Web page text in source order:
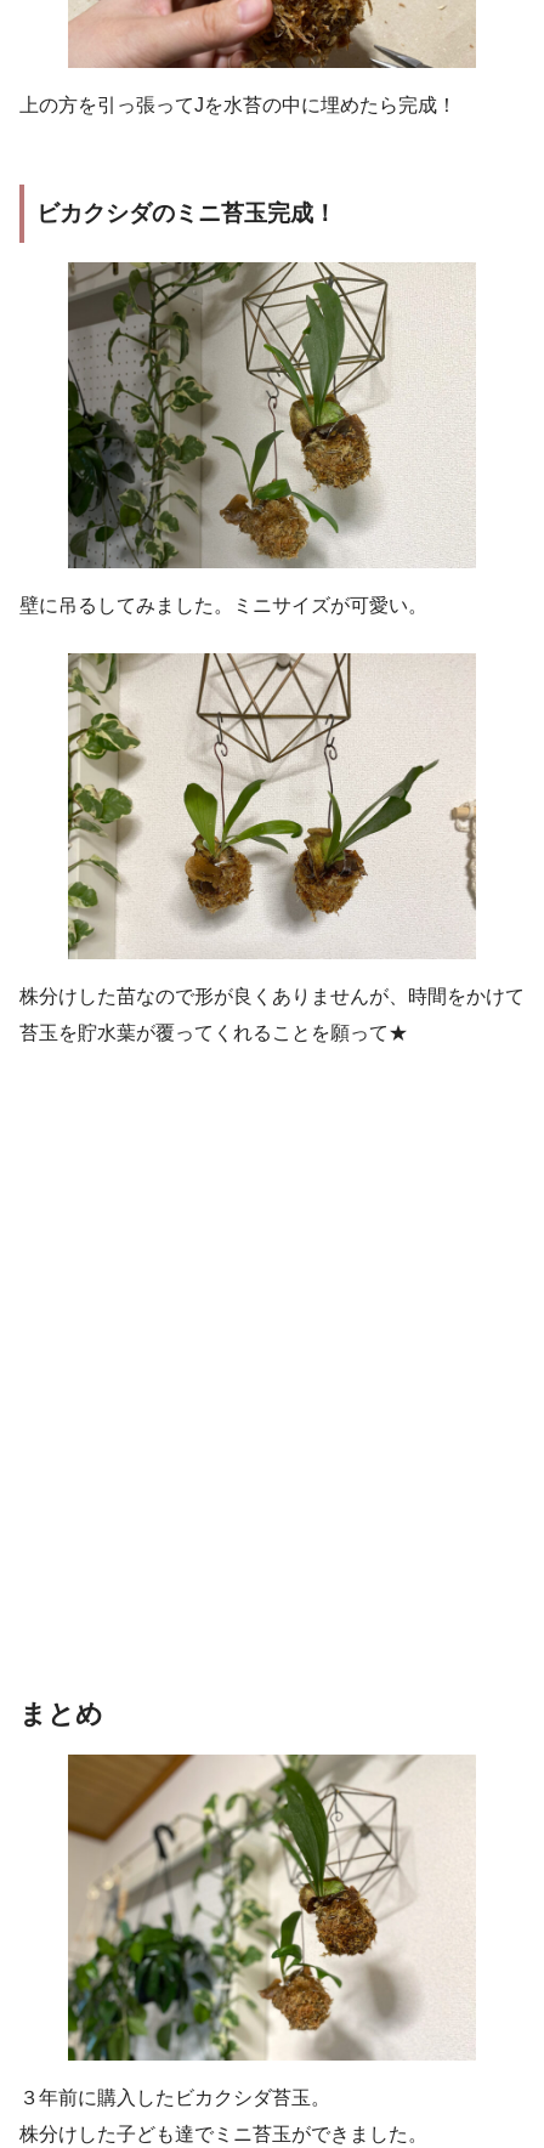
上の方を引っ張ってJを水苔の中に埋めたら完成！
ビカクシダのミニ苔玉完成！
壁に吊るしてみました。ミニサイズが可愛い。
株分けした苗なので形が良くありませんが、時間をかけて
苔玉を貯水葉が覆ってくれることを願って★
まとめ
３年前に購入したビカクシダ苔玉。
株分けした子ども達でミニ苔玉ができました。